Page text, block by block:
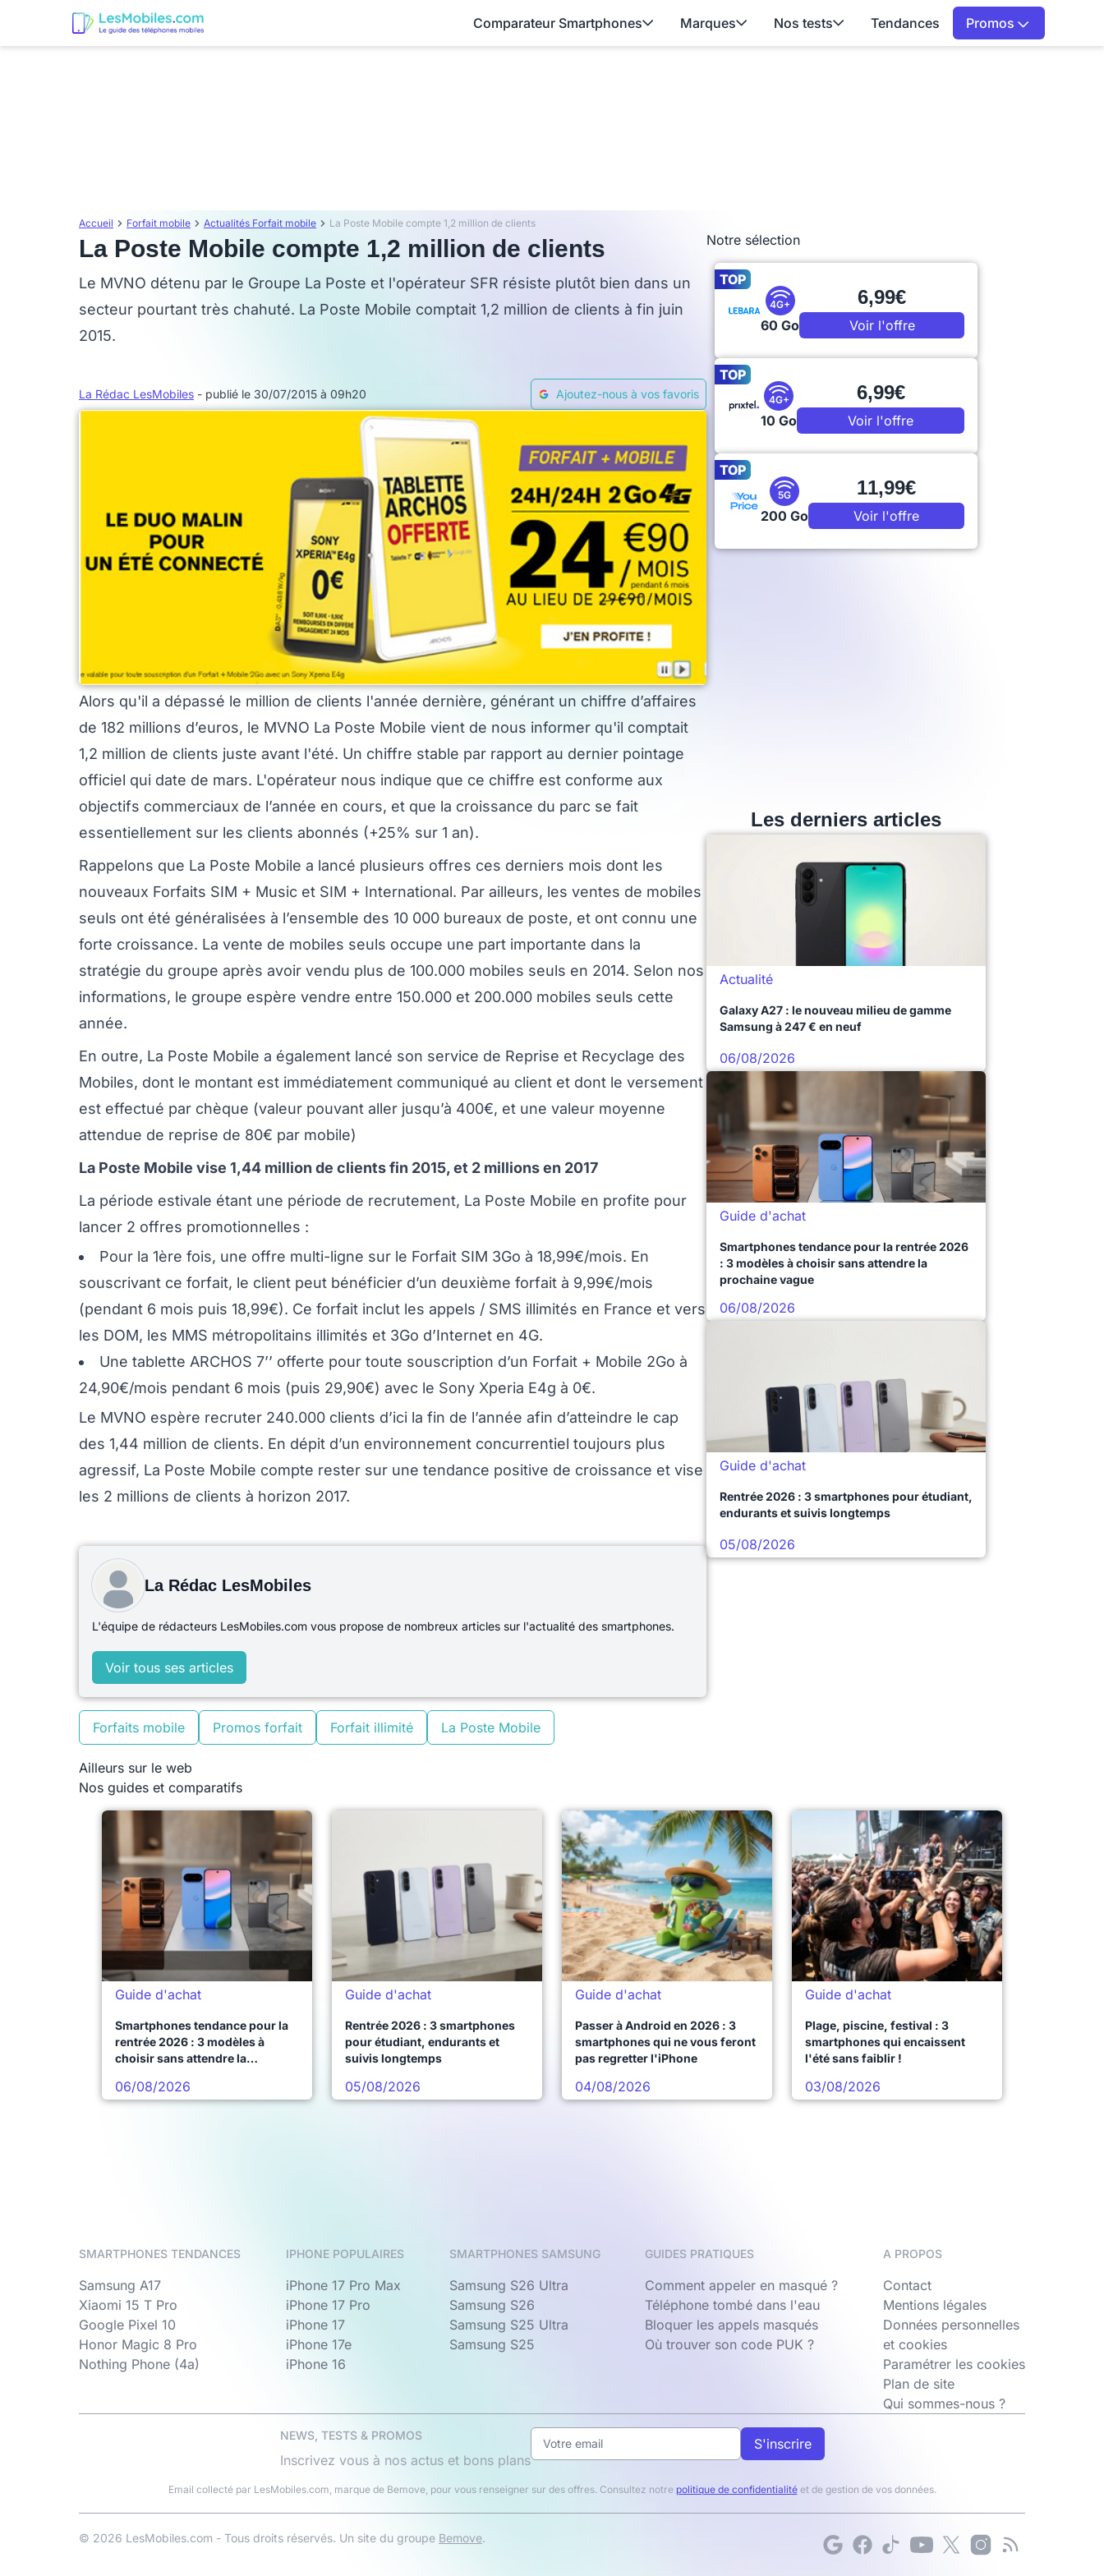
Comparateur Smartphones Marques Nos tests Tendances Promos
Accueil Forfait mobile Actualités Forfait mobile La Poste Mobile compte 1,2 million de clients
La Poste Mobile compte 1,2 million de clients
Le MVNO détenu par le Groupe La Poste et l'opérateur SFR résiste plutôt bien dans un
secteur pourtant très chahuté. La Poste Mobile comptait 1,2 million de clients à fin juin
2015.
La Rédac LesMobiles - publié le 30/07/2015 à 09h20 Ajoutez-nous à vos favoris
Alors qu'il a dépassé le million de clients l'année dernière, générant un chiffre d’affaires
de 182 millions d’euros, le MVNO La Poste Mobile vient de nous informer qu'il comptait
1,2 million de clients juste avant l'été. Un chiffre stable par rapport au dernier pointage
officiel qui date de mars. L'opérateur nous indique que ce chiffre est conforme aux
objectifs commerciaux de l’année en cours, et que la croissance du parc se fait
essentiellement sur les clients abonnés (+25% sur 1 an).
Rappelons que La Poste Mobile a lancé plusieurs offres ces derniers mois dont les
nouveaux Forfaits SIM + Music et SIM + International. Par ailleurs, les ventes de mobiles
seuls ont été généralisées à l’ensemble des 10 000 bureaux de poste, et ont connu une
forte croissance. La vente de mobiles seuls occupe une part importante dans la
stratégie du groupe après avoir vendu plus de 100.000 mobiles seuls en 2014. Selon nos
informations, le groupe espère vendre entre 150.000 et 200.000 mobiles seuls cette
année.
En outre, La Poste Mobile a également lancé son service de Reprise et Recyclage des
Mobiles, dont le montant est immédiatement communiqué au client et dont le versement
est effectué par chèque (valeur pouvant aller jusqu’à 400€, et une valeur moyenne
attendue de reprise de 80€ par mobile)
La Poste Mobile vise 1,44 million de clients fin 2015, et 2 millions en 2017
La période estivale étant une période de recrutement, La Poste Mobile en profite pour
lancer 2 offres promotionnelles :
Pour la 1ère fois, une offre multi-ligne sur le Forfait SIM 3Go à 18,99€/mois. En
souscrivant ce forfait, le client peut bénéficier d’un deuxième forfait à 9,99€/mois
(pendant 6 mois puis 18,99€). Ce forfait inclut les appels / SMS illimités en France et vers
les DOM, les MMS métropolitains illimités et 3Go d’Internet en 4G.
Une tablette ARCHOS 7’’ offerte pour toute souscription d’un Forfait + Mobile 2Go à
24,90€/mois pendant 6 mois (puis 29,90€) avec le Sony Xperia E4g à 0€.
Le MVNO espère recruter 240.000 clients d’ici la fin de l’année afin d’atteindre le cap
des 1,44 million de clients. En dépit d’un environnement concurrentiel toujours plus
agressif, La Poste Mobile compte rester sur une tendance positive de croissance et vise
les 2 millions de clients à horizon 2017.
La Rédac LesMobiles
L'équipe de rédacteurs LesMobiles.com vous propose de nombreux articles sur l'actualité des smartphones.
Voir tous ses articles
Forfaits mobile Promos forfait Forfait illimité La Poste Mobile
Ailleurs sur le web
Notre sélection
TOP
4G+
60 Go
6,99€
Voir l'offre
TOP
4G+
10 Go
6,99€
Voir l'offre
TOP
5G
200 Go
11,99€
Voir l'offre
Les derniers articles
Actualité
Galaxy A27 : le nouveau milieu de gamme
Samsung à 247 € en neuf
06/08/2026
Guide d'achat
Smartphones tendance pour la rentrée 2026
: 3 modèles à choisir sans attendre la
prochaine vague
06/08/2026
Guide d'achat
Rentrée 2026 : 3 smartphones pour étudiant,
endurants et suivis longtemps
05/08/2026
Nos guides et comparatifs
Guide d'achat
Smartphones tendance pour la
rentrée 2026 : 3 modèles à
choisir sans attendre la
06/08/2026
Guide d'achat
Rentrée 2026 : 3 smartphones
pour étudiant, endurants et
suivis longtemps
05/08/2026
Guide d'achat
Passer à Android en 2026 : 3
smartphones qui ne vous feront
pas regretter l'iPhone
04/08/2026
Guide d'achat
Plage, piscine, festival : 3
smartphones qui encaissent
l'été sans faiblir !
03/08/2026
SMARTPHONES TENDANCES
Samsung A17
Xiaomi 15 T Pro
Google Pixel 10
Honor Magic 8 Pro
Nothing Phone (4a)
IPHONE POPULAIRES
iPhone 17 Pro Max
iPhone 17 Pro
iPhone 17
iPhone 17e
iPhone 16
SMARTPHONES SAMSUNG
Samsung S26 Ultra
Samsung S26
Samsung S25 Ultra
Samsung S25
GUIDES PRATIQUES
Comment appeler en masqué ?
Téléphone tombé dans l'eau
Bloquer les appels masqués
Où trouver son code PUK ?
A PROPOS
Contact
Mentions légales
Données personnelles
et cookies
Paramétrer les cookies
Plan de site
Qui sommes-nous ?
NEWS, TESTS & PROMOS
Inscrivez vous à nos actus et bons plans
S'inscrire
Email collecté par LesMobiles.com, marque de Bemove, pour vous renseigner sur des offres. Consultez notre politique de confidentialitéet de gestion de vos données.
© 2026 LesMobiles.com - Tous droits réservés. Un site du groupe Bemove.